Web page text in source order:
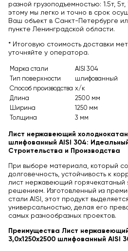
разной грузоподъемностью: 1.5т,
этому мы легко и точно в срок
Ваш объект в Санкт-Петербурге
пункте Ленинградской области.
* Итоговую стоимость доставки
уточняйте у оператора.
Марка стали
AISI 304
Тип поверхности
шлифованный
Способ производства х/к
Длина
2500 мм
Ширина
1250 мм
Толщина
3 мм
Лист нержавеющий
шлифованный AISI 304:
Строительства и Производства
При выборе материала, который
долговечность, устойчивость к
лист нержавеющий горячекатаный
решением. Изготовленный из
стали AISI, этот продукт
универсальностью, делая его
самых разнообразных проектов.
Преимущества Лист
3,0х1250х2500 шлифованный AISI